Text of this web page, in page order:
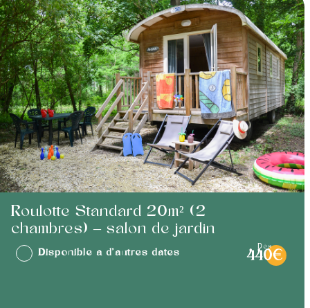
Roulotte Standard 20m² (2
chambres) – salon de jardin
Disponible à d'autres dates
dès
440€